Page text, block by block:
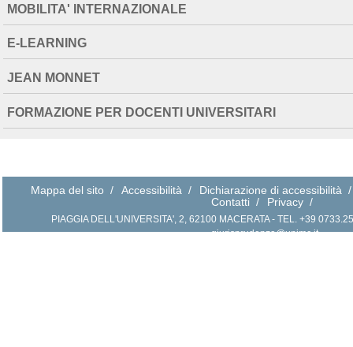
MOBILITA' INTERNAZIONALE
E-LEARNING
JEAN MONNET
FORMAZIONE PER DOCENTI UNIVERSITARI
Mappa del sito / Accessibilità / Dichiarazione di accessibilità /
Contatti / Privacy /
PIAGGIA DELL'UNIVERSITA', 2, 62100 MACERATA - TEL. +39
giurisprudenza@unimc.it